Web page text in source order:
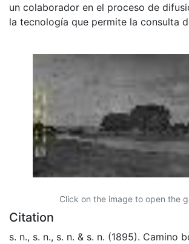
un colaborador en el proceso de
la tecnología que permite la consulta
Click on the image to open the
Citation
s. n., s. n., s. n. & s. n. (1895). Camino